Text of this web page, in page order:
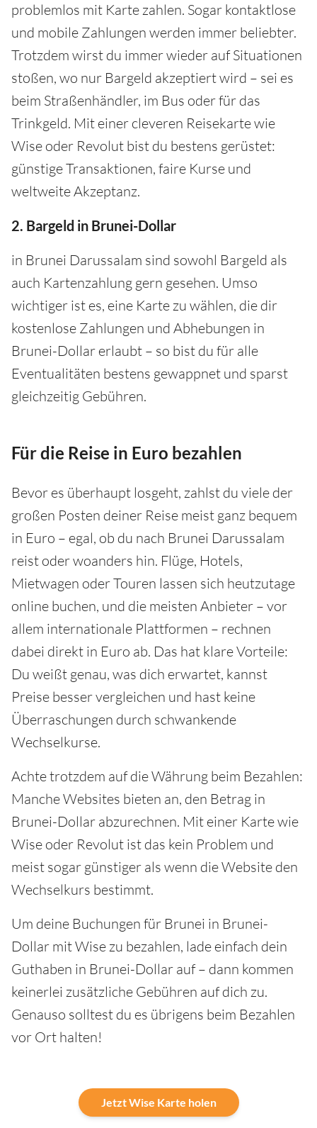
problemlos mit Karte zahlen. Sogar kontaktlose
und mobile Zahlungen werden immer beliebter.
Trotzdem wirst du immer wieder auf Situationen
stoßen, wo nur Bargeld akzeptiert wird – sei es
beim Straßenhändler, im Bus oder für das
Trinkgeld. Mit einer cleveren Reisekarte wie
Wise oder Revolut bist du bestens gerüstet:
günstige Transaktionen, faire Kurse und
weltweite Akzeptanz.
2. Bargeld in Brunei-Dollar
in Brunei Darussalam sind sowohl Bargeld als
auch Kartenzahlung gern gesehen. Umso
wichtiger ist es, eine Karte zu wählen, die dir
kostenlose Zahlungen und Abhebungen in
Brunei-Dollar erlaubt – so bist du für alle
Eventualitäten bestens gewappnet und sparst
gleichzeitig Gebühren.
Für die Reise in Euro bezahlen
Bevor es überhaupt losgeht, zahlst du viele der
großen Posten deiner Reise meist ganz bequem
in Euro – egal, ob du nach Brunei Darussalam
reist oder woanders hin. Flüge, Hotels,
Mietwagen oder Touren lassen sich heutzutage
online buchen, und die meisten Anbieter – vor
allem internationale Plattformen – rechnen
dabei direkt in Euro ab. Das hat klare Vorteile:
Du weißt genau, was dich erwartet, kannst
Preise besser vergleichen und hast keine
Überraschungen durch schwankende
Wechselkurse.
Achte trotzdem auf die Währung beim Bezahlen:
Manche Websites bieten an, den Betrag in
Brunei-Dollar abzurechnen. Mit einer Karte wie
Wise oder Revolut ist das kein Problem und
meist sogar günstiger als wenn die Website den
Wechselkurs bestimmt.
Um deine Buchungen für Brunei in Brunei-
Dollar mit Wise zu bezahlen, lade einfach dein
Guthaben in Brunei-Dollar auf – dann kommen
keinerlei zusätzliche Gebühren auf dich zu.
Genauso solltest du es übrigens beim Bezahlen
vor Ort halten!
Jetzt Wise Karte holen